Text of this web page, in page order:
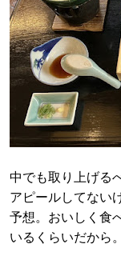
中でも取り上げる
アピールしてない
予想。おいしく食
いるくらいだから。